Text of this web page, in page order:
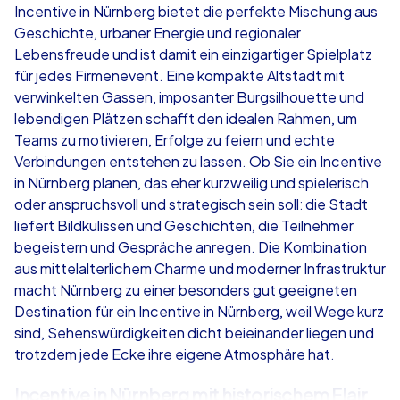
€49,99
iPad Tour
Nürnberg
1,5-3,0 h 15-1,000
ab €49,99
Krimi iPad
Nürnberg
1,5-3,0 h
Incentive in Nürnberg bietet die perfekte Mischung aus
Geschichte, urbaner Energie und regionaler
Lebensfreude und ist damit ein einzigartiger Spielplatz
für jedes Firmenevent. Eine kompakte Altstadt mit
verwinkelten Gassen, imposanter Burgsilhouette und
lebendigen Plätzen schafft den idealen Rahmen, um
Teams zu motivieren, Erfolge zu feiern und echte
Verbindungen entstehen zu lassen. Ob Sie ein Incentive
in Nürnberg planen, das eher kurzweilig und spielerisch
oder anspruchsvoll und strategisch sein soll: die Stadt
liefert Bildkulissen und Geschichten, die Teilnehmer
begeistern und Gespräche anregen. Die Kombination
aus mittelalterlichem Charme und moderner Infrastruktur
macht Nürnberg zu einer besonders gut geeigneten
Destination für ein Incentive in Nürnberg, weil Wege kurz
sind, Sehenswürdigkeiten dicht beieinander liegen und
trotzdem jede Ecke ihre eigene Atmosphäre hat.